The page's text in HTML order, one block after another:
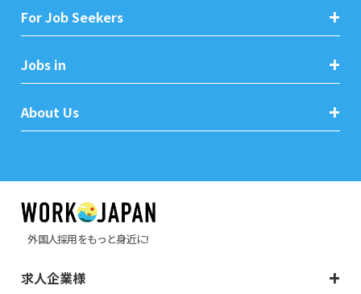
For Job Seekers
Jobs in
About Us
外国人採用をもっと身近に!
求人企業様